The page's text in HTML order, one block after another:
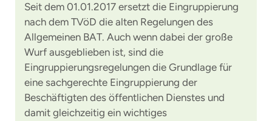
Seit dem 01.01.2017 ersetzt die Eingruppierung
nach dem TVöD die alten Regelungen des
Allgemeinen BAT. Auch wenn dabei der große
Wurf ausgeblieben ist, sind die
Eingruppierungsregelungen die Grundlage für
eine sachgerechte Eingruppierung der
Beschäftigten des öffentlichen Dienstes und
damit gleichzeitig ein wichtiges